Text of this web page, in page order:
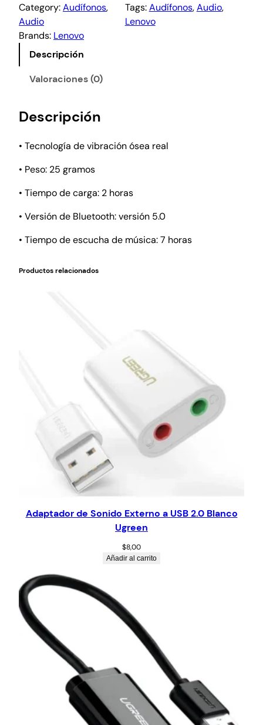
Category:Audífonos
Audio
Tags:Audífonos, Audio,
Lenovo
Brands: Lenovo
Descripción
Valoraciones (0)
Descripción
• Tecnología de vibración ósea real
• Peso: 25 gramos
• Tiempo de carga: 2 horas
• Versión de Bluetooth: versión 5.0
• Tiempo de escucha de música: 7 horas
Productos relacionados
Adaptador de Sonido Externo a USB 2.0 Blanco
Ugreen
$8,00
Añadir al carrito